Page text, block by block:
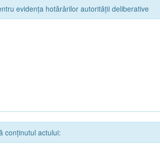
evidența hotărârilor autorității deliberative
conținutul actului: